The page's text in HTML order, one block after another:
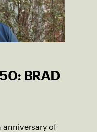
BRAD
anniversary of